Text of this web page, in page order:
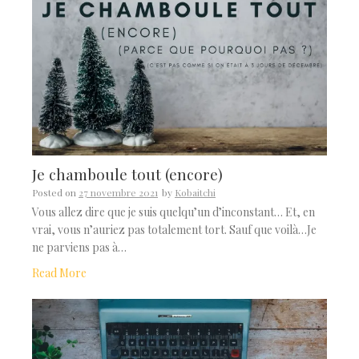
Je chamboule tout (encore)
Posted on 27 novembre 2021 by Kobaitchi
Vous allez dire que je suis quelqu’un d’inconstant… Et, en
vrai, vous n’auriez pas totalement tort. Sauf que voilà…Je
ne parviens pas à…
Read More